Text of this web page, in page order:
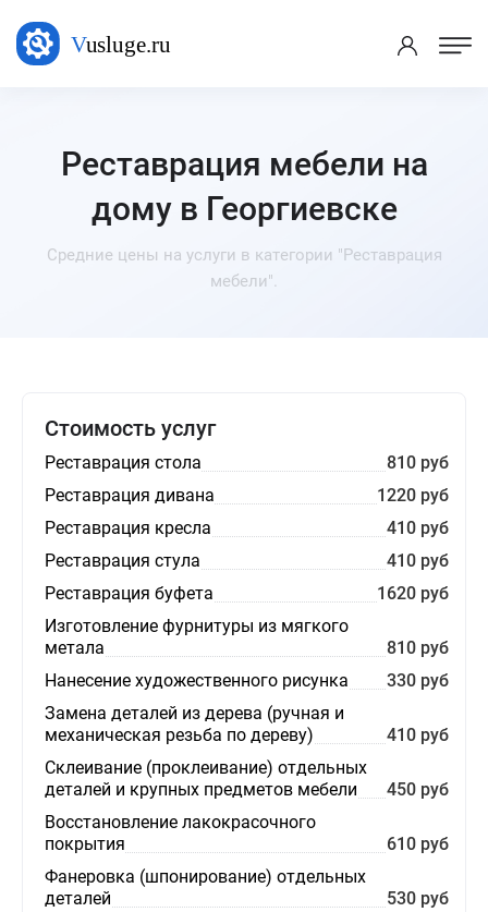
Реставрация мебели на
дому в Георгиевске
Средние цены на услуги в категории "Реставрация
мебели".
Стоимость услуг
Реставрация стола
810 руб
Реставрация дивана
1220 руб
Реставрация кресла
410 руб
Реставрация стула
410 руб
Реставрация буфета
1620 руб
Изготовление фурнитуры из мягкого
метала
810 руб
Нанесение художественного рисунка
330 руб
Замена деталей из дерева (ручная и
механическая резьба по дереву)
410 руб
Склеивание (проклеивание) отдельных
деталей и крупных предметов мебели
450 руб
Восстановление лакокрасочного
покрытия
610 руб
Фанеровка (шпонирование) отдельных
деталей
530 руб